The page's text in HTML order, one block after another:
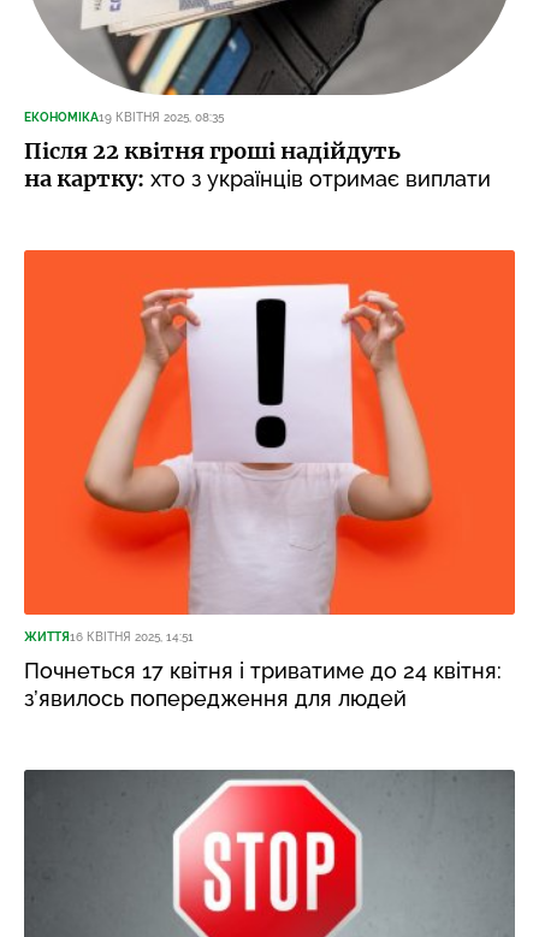
ЕКОНОМІКА19 КВІТНЯ 2025, 08:35
Після 22 квітня гроші надійдуть
на картку: хто з українців отримає виплати
ЖИТТЯ16 КВІТНЯ 2025, 14:51
Почнеться 17 квітня і триватиме до 24 квітня:
з’явилось попередження для людей